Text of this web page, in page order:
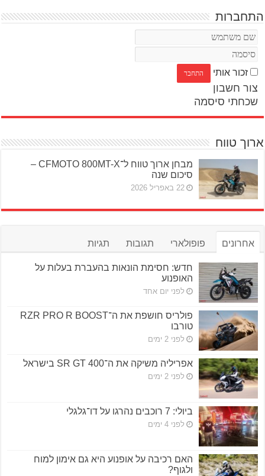
התחברות
זכור אותי
צור חשבון
שכחתי סיסמה
ארוך טווח
מבחן ארוך טווח ל־CFMOTO 800MT-X –
סיכום שנה
22 באפריל 2026
אחרונים פופולארי תגובות תגיות
חדש: חסימת הונאות בהעברת בעלות על
האופנוע
לפני יום אחד
פולריס חושפת את ה־RZR PRO R BOOST
טורבו
לפני 2 ימים
אפריליה משיקה את ה־SR GT 400 בישראל
לפני 2 ימים
ביולי: 7 רוכבים נהרגו על דו־גלגלי
לפני 4 ימים
האם רכיבה על אופנוע היא גם אימון למוח
ולגוף?